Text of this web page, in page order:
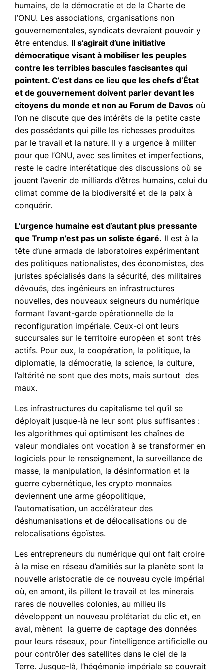
humains, de la démocratie et de la Charte de
l’ONU. Les associations, organisations non
gouvernementales, syndicats devraient pouvoir y
être entendus. Il s’agirait d’une initiative
démocratique visant à mobiliser les peuples
contre les terribles bascules fascisantes qui
pointent. C’est dans ce lieu que les chefs d’État
et de gouvernement doivent parler devant les
citoyens du monde et non au Forum de Davos où
l’on ne discute que des intérêts de la petite caste
des possédants qui pille les richesses produites
par le travail et la nature. Il y a urgence à militer
pour que l’ONU, avec ses limites et imperfections,
reste le cadre interétatique des discussions où se
jouent l’avenir de milliards d’êtres humains, celui du
climat comme de la biodiversité et de la paix à
conquérir.
L’urgence humaine est d’autant plus pressante
que Trump n’est pas un soliste égaré. Il est à la
tête d’une armada de laboratoires expérimentant
des politiques nationalistes, des économistes, des
juristes spécialisés dans la sécurité, des militaires
dévoués, des ingénieurs en infrastructures
nouvelles, des nouveaux seigneurs du numérique
formant l’avant-garde opérationnelle de la
reconfiguration impériale. Ceux-ci ont leurs
succursales sur le territoire européen et sont très
actifs. Pour eux, la coopération, la politique, la
diplomatie, la démocratie, la science, la culture,
l’altérité ne sont que des mots, mais surtout des
maux.
Les infrastructures du capitalisme tel qu’il se
déployait jusque-là ne leur sont plus suffisantes :
les algorithmes qui optimisent les chaînes de
valeur mondiales ont vocation à se transformer en
logiciels pour le renseignement, la surveillance de
masse, la manipulation, la désinformation et la
guerre cybernétique, les crypto monnaies
deviennent une arme géopolitique,
l’automatisation, un accélérateur des
déshumanisations et de délocalisations ou de
relocalisations égoïstes.
Les entrepreneurs du numérique qui ont fait croire
à la mise en réseau d’amitiés sur la planète sont la
nouvelle aristocratie de ce nouveau cycle impérial
où, en amont, ils pillent le travail et les minerais
rares de nouvelles colonies, au milieu ils
développent un nouveau prolétariat du clic et, en
aval, mènent la guerre de captage des données
pour leurs réseaux, pour l’intelligence artificielle ou
pour contrôler des satellites dans le ciel de la
Terre. Jusque-là, l’hégémonie impériale se couvrait